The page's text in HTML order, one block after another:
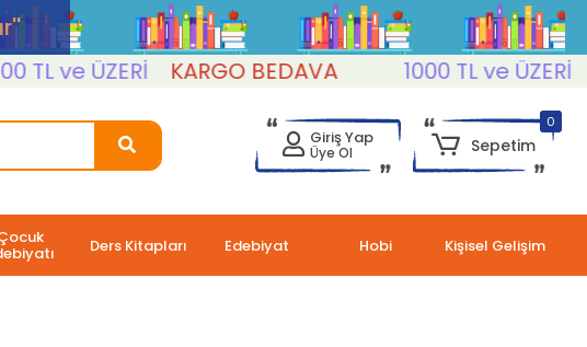
ve ÜZERİ KARGO BEDAVA 1000 TL ve ÜZERİ
Giriş Yap
Üye Ol
0
Sepetim
Ders Kitapları Edebiyat Hobi Kişisel Gelişim